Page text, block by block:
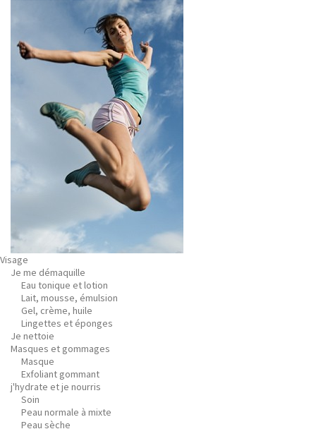
Visage
Je me démaquille
Eau tonique et lotion
Lait, mousse, émulsion
Gel, crème, huile
Lingettes et éponges
Je nettoie
Masques et gommages
Masque
Exfoliant gommant
j'hydrate et je nourris
Soin
Peau normale à mixte
Peau sèche